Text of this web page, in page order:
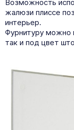
Возможность
жалюзи плиссе
интерьер.
Фурнитуру можно
так и под цвет